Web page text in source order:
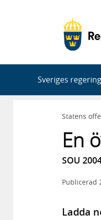
Sveriges regering
Statens
En
SOU
Publicerad
Ladda